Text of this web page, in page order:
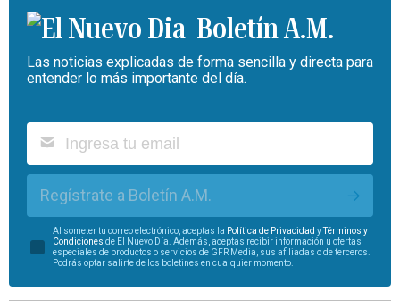
Boletín A.M.
Las noticias explicadas de forma sencilla y directa para
entender lo más importante del día.
Regístrate a Boletín A.M.
Al someter tu correo electrónico, aceptas la Política de Privacidad yTérminos y
Condiciones de El Nuevo Día. Además, aceptas recibir información u ofertas
especiales de productos o servicios de GFR Media, sus afiliadas o de terceros.
Podrás optar salirte de los boletines en cualquier momento.